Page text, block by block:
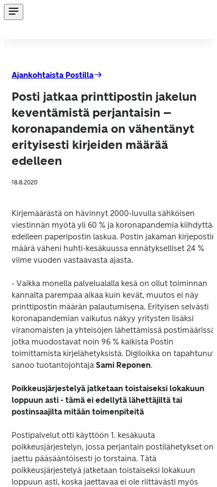
Ajankohtaista Postilla
Posti jatkaa printtipostin jakelun
keventämistä perjantaisin –
koronapandemia on vähentänyt
erityisesti kirjeiden määrää
edelleen
18.8.2020
Kirjemäärästä on hävinnyt 2000-luvulla sähköisen
viestinnän myötä yli 60 % ja koronapandemia kiihdyttää
edelleen paperipostin laskua. Postin jakaman kirjepostin
määrä väheni huhti-kesäkuussa ennätykselliset 24 %
viime vuoden vastaavasta ajasta.
- Vaikka monella palvelualalla kesä on ollut toiminnan
kannalta parempaa aikaa kuin kevät, muutos ei näy
printtipostin määrän palautumisena. Erityisen selvästi
koronapandemian vaikutus näkyy yritysten lisäksi
viranomaisten ja yhteisöjen lähettämissä postimäärissä,
jotka muodostavat noin 96 % kaikista Postin
toimittamista kirjelähetyksistä. Digiloikka on tapahtunut,
sanoo tuotantojohtaja Sami Reponen.
Poikkeusjärjestelyä jatketaan toistaiseksi lokakuun
loppuun asti - tämä ei edellytä lähettäjiltä tai
postinsaajilta mitään toimenpiteitä
Postipalvelut otti käyttöön 1. kesäkuuta
poikkeusjärjestelyn, jossa perjantain postilähetykset on
jaettu pääsääntöisesti jo torstaina. Tätä
poikkeusjärjestelyä jatketaan toistaiseksi lokakuun
loppuun asti, koska jaettavaa ei ole riittävästi myös